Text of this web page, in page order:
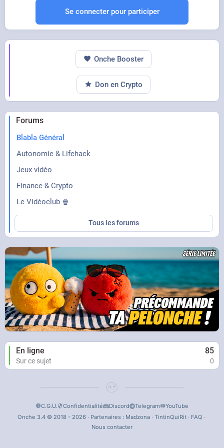
Se connecter pour participer
Forums
Blabla Général
Autonomie & Lifehack
Jeux vidéo
Finance & Crypto
Le Vidéoclub 🍿
Tous les forums
En ligne 85
Sur ce sujet 0
Onche Booster
Don en Crypto
C.G.U. Confidentialité Discord Telegram
YouTube
Onche 3.4 © 2018 - 2026 · Partenaires : Madzona· TintinQuiRit· FAQ ·
Nous contacter